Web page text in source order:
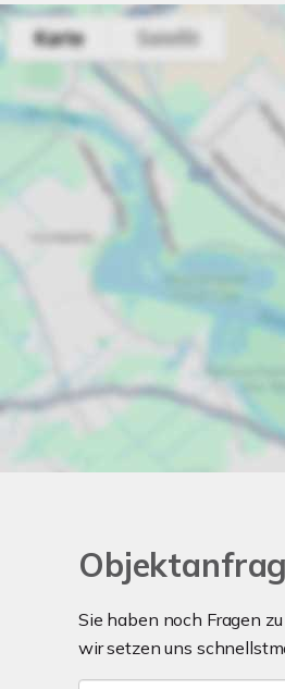
Sie haben noch Fragen
wir setzen uns